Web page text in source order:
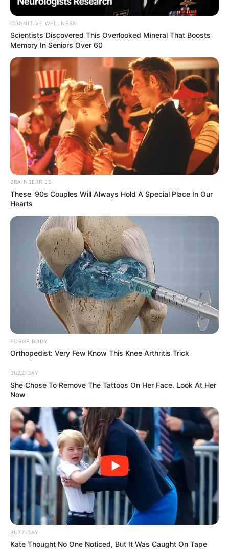
PostedFriss hírek
Olyan gyorsan történt! Drámai
hír érkezett Gáspár Evelinről –
Győzike megrendülten
nyilatkozott:
𝐂𝐢𝐤𝐤 𝐚
𝐡𝐨𝐳𝐳𝐚́𝐬𝐳𝐨́𝐥𝐚́𝐬𝐨𝐤𝐧𝐚́𝐥!
bySzerző • March 29, 2026
Megmérgezték Gáspár Evelint –
Győzike megrendülten
nyilatkozott: „Az italába tettek
valamit…”
COGNITIVE WELLNESS
Scientists Discovered This Overlooked Mineral That Boosts
Memory In Seniors Over 60
BRAINBERRIES
These '90s Couples Will Always Hold A Special Place In Our
Hearts
FORGE BODY
Orthopedist: Very Few Know This Knee Arthritis Trick
BUZZ DAY
She Chose To Remove The Tattoos On Her Face. Look At Her
Now
BUZZ DAY
Kate Thought No One Noticed, But It Was Caught On Tape